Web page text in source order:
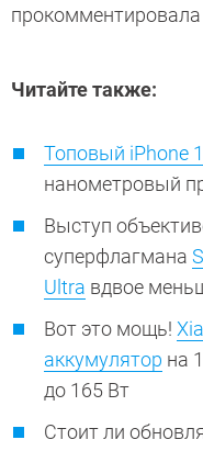
прокомментировала
Читайте также:
Топовый iPhone
нанометровый
Выступ
суперфлагмана
Ultra вдвое
Вот это мощь!
аккумулятор на
до 165 Вт
Стоит ли